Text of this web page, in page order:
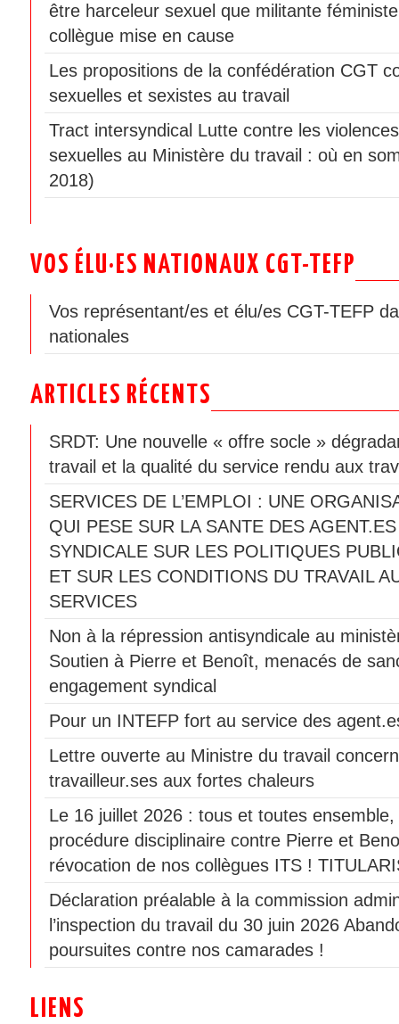
être harceleur sexuel que militante
collègue mise en cause
Les propositions de la confédération CGT
sexuelles et sexistes au travail
Tract intersyndical Lutte contre les
sexuelles au Ministère du travail : où en
2018)
VOS ÉLU·ES NATIONAUX CGT-TEFP
Vos représentant/es et élu/es CGT-TEFP
nationales
ARTICLES RÉCENTS
SRDT: Une nouvelle « offre socle »
travail et la qualité du service rendu aux
SERVICES DE L’EMPLOI : UNE
QUI PESE SUR LA SANTE DES
SYNDICALE SUR LES POLITIQUES
ET SUR LES CONDITIONS DU TRAVAIL
SERVICES
Non à la répression antisyndicale au
Soutien à Pierre et Benoît, menacés de
engagement syndical
Pour un INTEFP fort au service des
Lettre ouverte au Ministre du travail
travailleur.ses aux fortes chaleurs
Le 16 juillet 2026 : tous et toutes
procédure disciplinaire contre Pierre et
révocation de nos collègues ITS !
Déclaration préalable à la commission
l’inspection du travail du 30 juin 2026
poursuites contre nos camarades !
LIENS